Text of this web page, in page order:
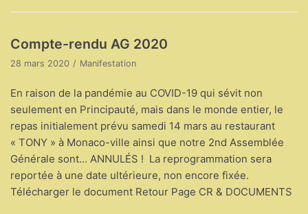
Compte-rendu AG 2020
28 mars 2020 Manifestation
En raison de la pandémie au COVID-19 qui sévit non
seulement en Principauté, mais dans le monde entier, le
repas initialement prévu samedi 14 mars au restaurant
« TONY » à Monaco-ville ainsi que notre 2nd Assemblée
Générale sont… ANNULÉS ! La reprogrammation sera
reportée à une date ultérieure, non encore fixée.
Télécharger le document Retour Page CR & DOCUMENTS